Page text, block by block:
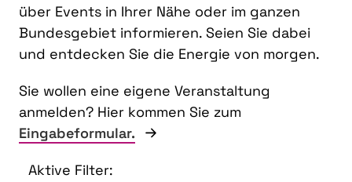
über Events in Ihrer Nähe oder im ganzen
Bundesgebiet informieren. Seien Sie dabei
und entdecken Sie die Energie von morgen.
Sie wollen eine eigene Veranstaltung
anmelden? Hier kommen Sie zum
Eingabeformular.
Aktive Filter: